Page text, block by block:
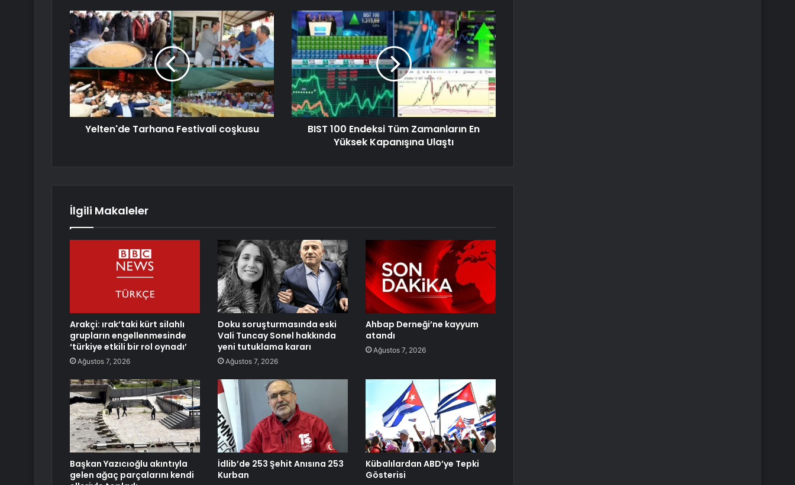
Yelten'de Tarhana Festivali coşkusu
BIST 100 Endeksi Tüm Zamanların En
Yüksek Kapanışına Ulaştı
İlgili Makaleler
Arakçi: ırak’taki kürt silahlı
grupların engellenmesinde
‘türkiye etkili bir rol oynadı’
Ağustos 7, 2026
Doku soruşturmasında eski
Vali Tuncay Sonel hakkında
yeni tutuklama kararı
Ağustos 7, 2026
Ahbap Derneği’ne kayyum
atandı
Ağustos 7, 2026
Başkan Yazıcıoğlu akıntıyla
gelen ağaç parçalarını kendi
İdlib’de 253 Şehit Anısına 253
Kurban
Kübalılardan ABD’ye Tepki
Gösterisi